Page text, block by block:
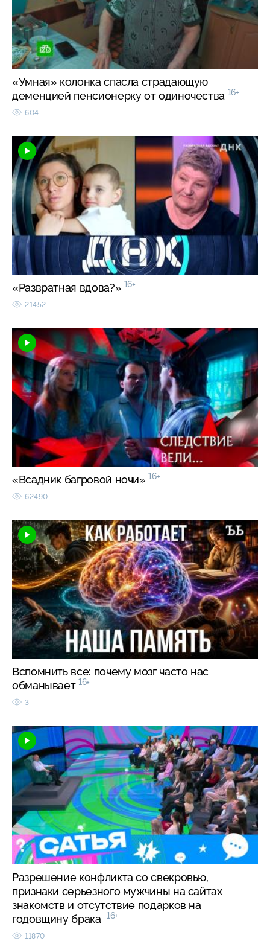
«Умная» колонка спасла страдающую
деменцией пенсионерку от одиночества 16+
604
«Развратная вдова?» 16+
21452
«Всадник багровой ночи» 16+
62490
Вспомнить все: почему мозг часто нас
обманывает 16+
3
Разрешение конфликта со свекровью,
признаки серьезного мужчины на сайтах
знакомств и отсутствие подарков на
годовщину брака
16+
11870